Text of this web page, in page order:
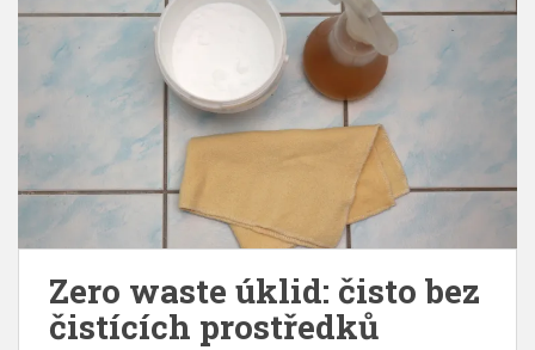
Zero waste úklid: čisto bez
čistících prostředků